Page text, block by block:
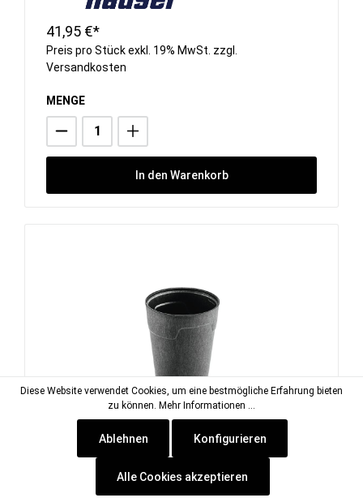
41,95 €*
Preis pro Stück exkl. 19% MwSt. zzgl.
Versandkosten
MENGE
In den Warenkorb
GoodBowl Cup anthrazit 0,40 l / 8er-Set
Diese Website verwendet Cookies, um eine bestmögliche Erfahrung bieten
zu können. Mehr Informationen ...
Ablehnen Konfigurieren
Alle Cookies akzeptieren